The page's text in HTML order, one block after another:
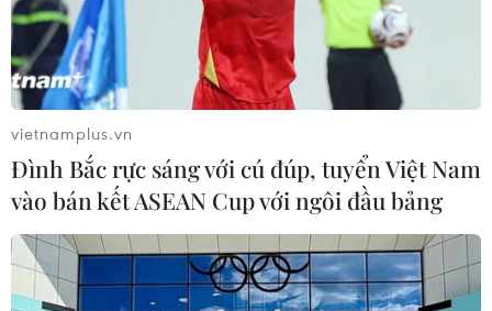
TIN LIÊN QUAN
vietnamplus.vn
Đình Bắc rực sáng với cú đúp, tuyển Việt Nam
vào bán kết ASEAN Cup với ngôi đầu bảng